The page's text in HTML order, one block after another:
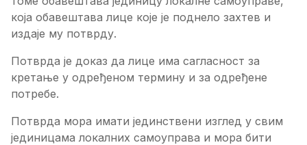
која обавештава лице које је поднело захтев и
издаје му потврду.
Потврда је доказ да лице има сагласност за
кретање у одређеном термину и за одређене
потребе.
Потврда мора имати јединствени изглед у свим
јединицама локалних самоуправа и мора бити